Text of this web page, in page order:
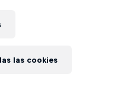
las cookies